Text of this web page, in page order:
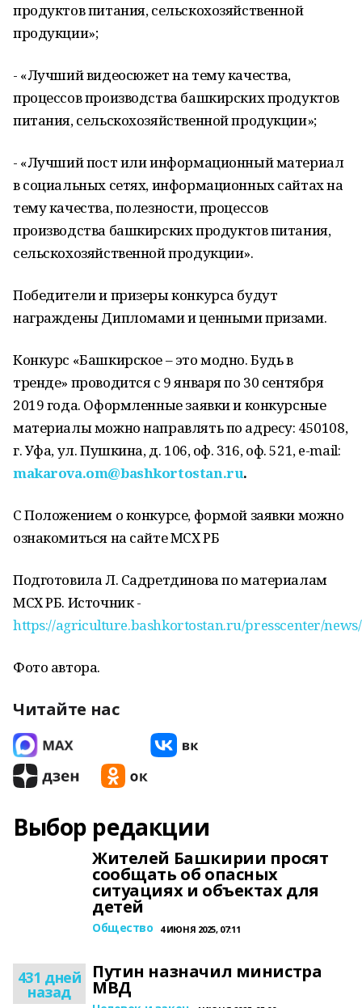
продуктов питания, сельскохозяйственной
продукции»;
- «Лучший видеосюжет на тему качества,
процессов производства башкирских продуктов
питания, сельскохозяйственной продукции»;
- «Лучший пост или информационный материал
в социальных сетях, информационных сайтах на
тему качества, полезности, процессов
производства башкирских продуктов питания,
сельскохозяйственной продукции».
Победители и призеры конкурса будут
награждены Дипломами и ценными призами.
Конкурс «Башкирское – это модно. Будь в
тренде» проводится с 9 января по 30 сентября
2019 года. Оформленные заявки и конкурсные
материалы можно направлять по адресу: 450108,
г. Уфа, ул. Пушкина, д. 106, оф. 316, оф. 521, e-mail:
makarova.om@bashkortostan.ru.
С Положением о конкурсе, формой заявки можно
ознакомиться на сайте МСХ РБ
Подготовила Л. Садретдинова по материалам
МСХ РБ. Источник -
https://agriculture.bashkortostan.ru/presscenter/
Фото автора.
Читайте нас
Выбор редакции
Жителей Башкирии просят
сообщать об опасных
ситуациях и объектах для
детей
Общество 4 ИЮНЯ 2025, 07:11
431 дней
назад
Путин назначил министра
МВД